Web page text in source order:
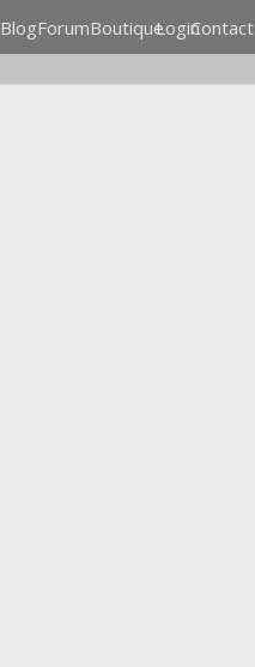
BlogForumBoutiqueLoginContact